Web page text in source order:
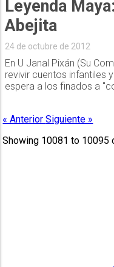
Leyenda
Abejita
24 de octubre de 2012
En U Janal Pixán (Su
revivir cuentos infantiles
espera a los finados a
« AnteriorSiguiente »
Showing 10081 to 10095